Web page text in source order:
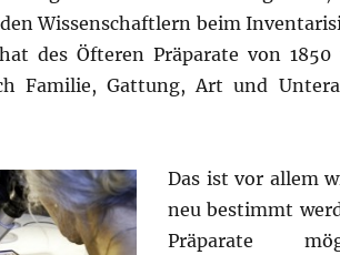
Wissenschaftlern beim
des Öfteren Präparate von
Familie, Gattung, Art und
Das ist vor allem
neu bestimmt
Präparate